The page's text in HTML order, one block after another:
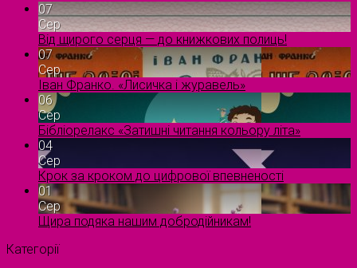
07
Сер
Від щирого серця — до книжкових полиць!
07
Сер
Іван Франко. «Лисичка і журавель»
06
Сер
Бібліорелакс «Затишні читання кольору літа»
04
Сер
Крок за кроком до цифрової впевненості
01
Сер
Щира подяка нашим добродійникам!
Категорії